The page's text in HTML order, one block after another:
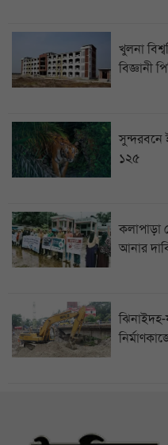
খুলনা
বিজ্ঞানী
সুন্দরবনে
১২৫
আনার